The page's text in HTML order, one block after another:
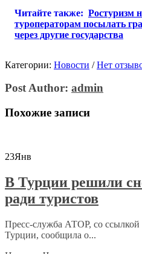
Читайте также: Ростуризм
туроператорам посылать
через другие государства
Категории: Новости / Нет
Post Author: admin
Похожие записи
23Янв
В Турции решили
ради туристов
Пресс-служба АТОР, со ссылкой
Турции, сообщила о...